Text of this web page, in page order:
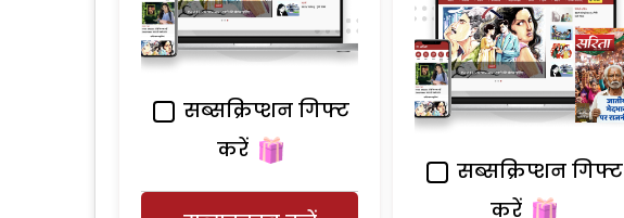
सब्सक्रिप्शन गिफ्ट
करें
सब्सक्रिप्शन गिफ्ट
करें